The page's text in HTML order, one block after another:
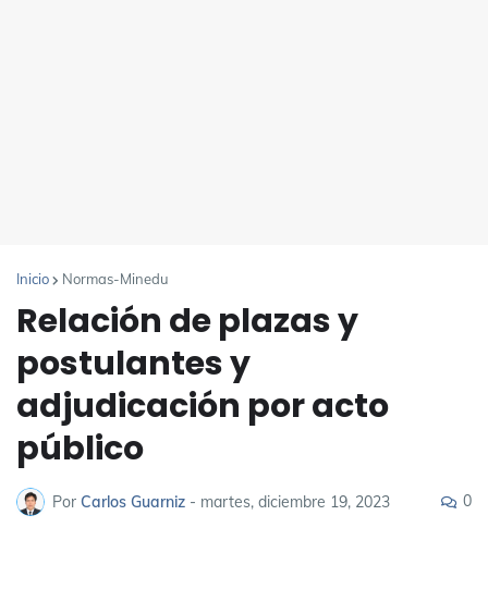
Inicio Normas-Minedu
Relación de plazas y
postulantes y
adjudicación por acto
público
Por Carlos Guarniz - martes, diciembre 19, 2023 0